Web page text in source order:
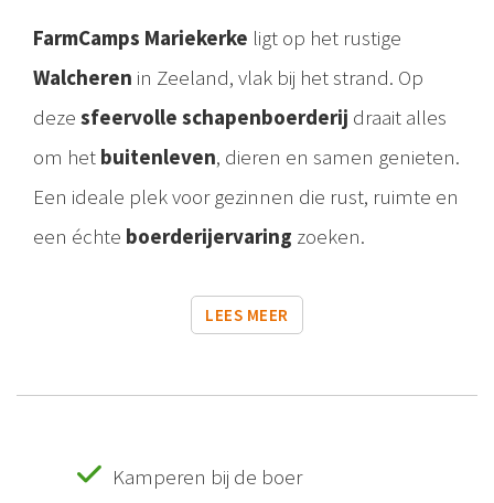
FarmCamps Mariekerke ligt op het rustige
Walcheren in Zeeland, vlak bij het strand. Op
deze sfeervolle schapenboerderij draait alles
om het buitenleven, dieren en samen genieten.
Een ideale plek voor gezinnen die rust, ruimte en
een échte boerderijervaring zoeken.
LEES MEER
Kamperen bij de boer